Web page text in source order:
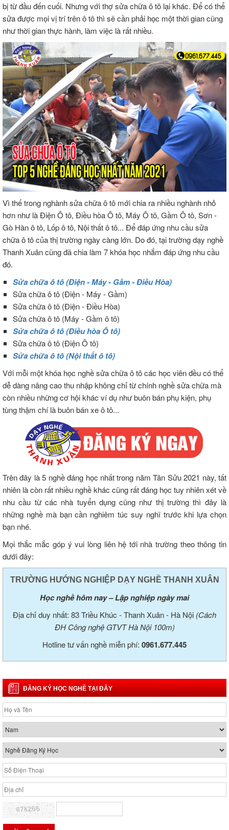
bị từ đầu đến cuối. Nhưng với thợ sửa chữa ô tô lại khác. Để có thể
sửa được mọi vị trí trên ô tô thì sẽ cần phải học một thời gian cũng
như thời gian thực hành, làm việc là rất nhiều.
Vì thế trong nghành sửa chữa ô tô mới chia ra nhiều nghành nhỏ
hơn như là Điện Ô tô, Điều hòa Ô tô, Máy Ô tô, Gầm Ô tô, Sơn -
Gò Hàn ô tô, Lốp ô tô, Nội thất ô tô... Để đáp ứng nhu cầu sửa
chữa ô tô của thị trường ngày càng lớn. Do đó, tại trường dạy nghề
Thanh Xuân cũng đã chia làm 7 khóa học nhắm đáp ứng nhu cầu
đó.
Sửa chữa ô tô (Điện - Máy - Gầm - Điều Hòa)
Sửa chữa ô tô (Điện - Máy - Gầm)
Sửa chữa ô tô (Điện - Điều Hòa)
Sửa chữa ô tô (Máy - Gầm ô tô)
Sửa chữa ô tô (Điều hòa Ô tô)
Sửa chữa ô tô (Điện Ô tô)
Sửa chữa ô tô (Nội thất ô tô)
Với mỗi một khóa học nghề sửa chữa ô tô các học viên đều có thể
dễ dàng nâng cao thu nhập không chỉ từ chính nghề sửa chữa mà
còn nhiều những cơ hội khác ví dụ như buôn bán phụ kiện, phụ
tùng thậm chí là buôn bán xe ô tô...
Trên đây là 5 nghề đáng học nhất trong năm Tân Sửu 2021 này, tất
nhiên là còn rất nhiều nghề khác cũng rất đáng học tuy nhiên xét về
nhu cầu từ các nhà tuyển dụng cũng như thị trường thì đây là
những nghề mà bạn cần nghiêm túc suy nghĩ trước khi lựa chọn
bạn nhé.
Mọi thắc mắc góp ý vui lòng liên hệ tới nhà trường theo thông tin
dưới đây:
TRƯỜNG HƯỚNG NGHIỆP DẠY NGHỀ THANH XUÂN
Học nghề hôm nay – Lập nghiệp ngày mai
Địa chỉ duy nhất: 83 Triều Khúc - Thanh Xuân - Hà Nội (Cách
ĐH Công nghệ GTVT Hà Nội 100m)
Hotline tư vấn nghề miễn phí: 0961.677.445
ĐĂNG KÝ HỌC NGHỀ TẠI ĐÂY